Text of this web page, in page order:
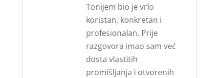
Tonijem bio je vrlo
koristan, konkretan i
profesionalan. Prije
razgovora imao sam već
dosta vlastitih
promišljanja i otvorenih